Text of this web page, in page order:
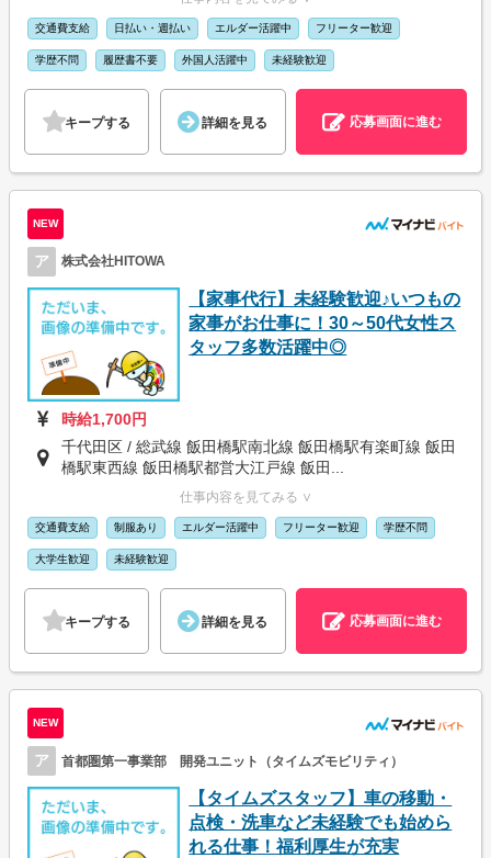
交通費支給 日払い・週払い エルダー活躍中 フリーター歓迎
学歴不問 履歴書不要 外国人活躍中 未経験歓迎
キープする 詳細を見る 応募画面に進む
NEW
ア 株式会社HITOWA
【家事代行】未経験歓迎♪いつもの
家事がお仕事に！30～50代女性ス
タッフ多数活躍中◎
時給1,700円
千代田区 / 総武線 飯田橋駅南北線 飯田橋駅有楽町線 飯田
橋駅東西線 飯田橋駅都営大江戸線 飯田...
仕事内容を見てみる ∨
交通費支給 制服あり エルダー活躍中 フリーター歓迎 学歴不問
大学生歓迎 未経験歓迎
キープする 詳細を見る 応募画面に進む
NEW
ア 首都圏第一事業部 開発ユニット（タイムズモビリティ）
【タイムズスタッフ】車の移動・
点検・洗車など未経験でも始めら
れる仕事！福利厚生が充実